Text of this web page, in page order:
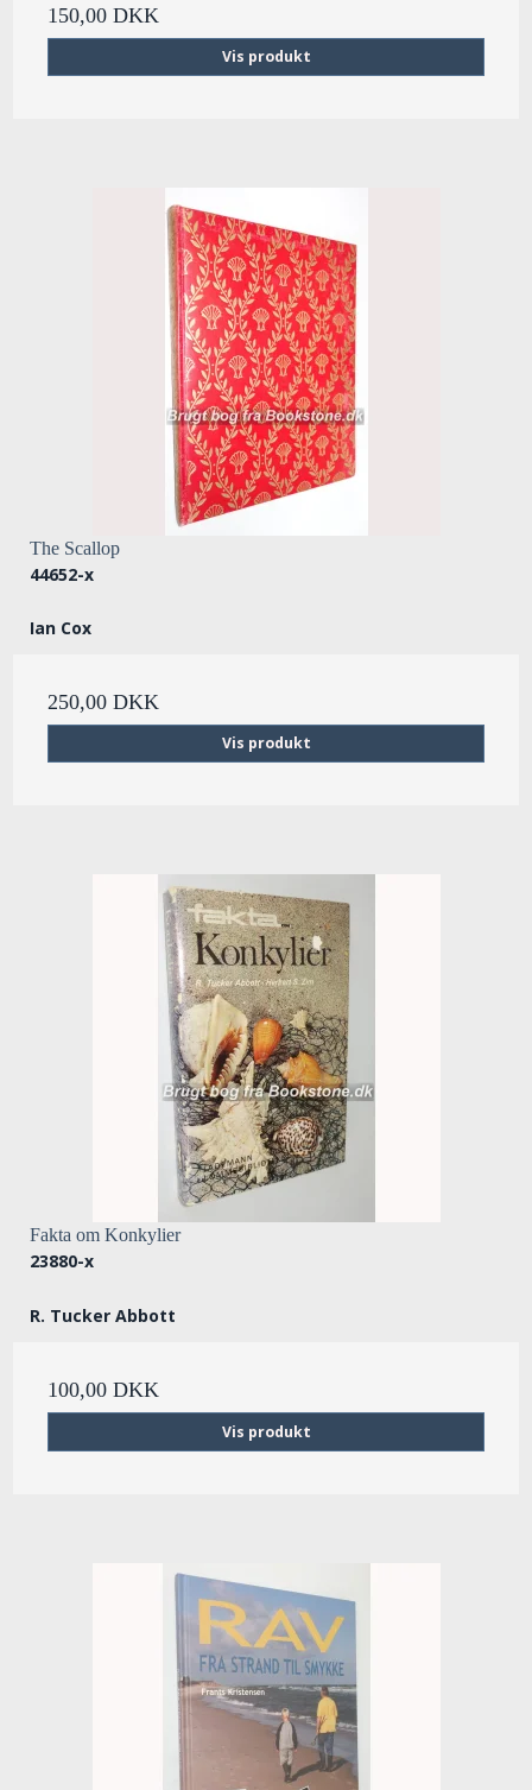
150,00 DKK
Vis produkt
The Scallop
44652-x
Ian Cox
250,00 DKK
Vis produkt
Fakta om Konkylier
23880-x
R. Tucker Abbott
100,00 DKK
Vis produkt